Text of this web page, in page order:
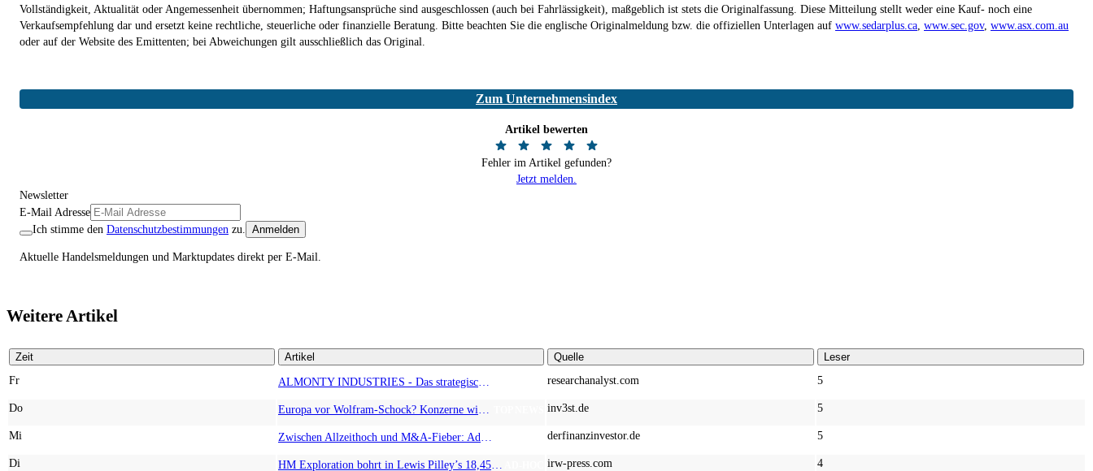
Vollständigkeit, Aktualität oder Angemessenheit übernommen; Haftungsansprüche sind ausgeschlossen (auch bei Fahrlässigkeit), maßgeblich ist stets die Originalfassung. Diese Mitteilung stellt weder eine Kauf- noch eine
Verkaufsempfehlung dar und ersetzt keine rechtliche, steuerliche oder finanzielle Beratung. Bitte beachten Sie die englische Originalmeldung bzw. die offiziellen Unterlagen auf www.sedarplus.ca www.sec.gov, www.asx.com.au
oder auf der Website des Emittenten; bei Abweichungen gilt ausschließlich das Original.
Zum Unternehmensindex
Artikel bewerten
Fehler im Artikel gefunden?
Jetzt melden.
Newsletter
E-Mail Adresse
Ich stimme den Datenschutzbestimmungen zu. Anmelden
Aktuelle Handelsmeldungen und Marktupdates direkt per E-Mail.
Weitere Artikel
Zeit Artikel Quelle
Leser
Fr
researchanalyst.com 5
Do inv3st.de 5
Mi derfinanzinvestor.de 5
Di irw-press.com 4